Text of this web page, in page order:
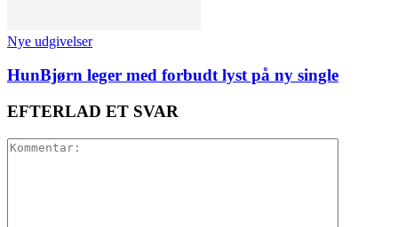
Nye udgivelser
HunBjørn leger med forbudt lyst på ny single
EFTERLAD ET SVAR